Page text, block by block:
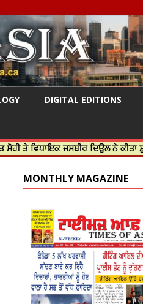
DIGITAL EDITIONS
ਜਸਬੀਰ ਦਿਉਲ ਨੇ ਕੀਤਾ ਸ਼ੁਭ ਉਦਘਾਟਨ
MONTHLY MAGAZINE